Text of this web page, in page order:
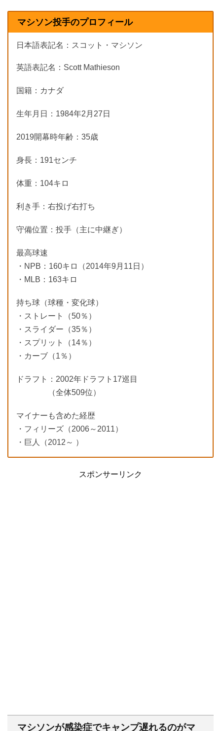
マシソン投手のプロフィール
日本語表記名：スコット・マシソン
英語表記名：Scott Mathieson
国籍：カナダ
生年月日：1984年2月27日
2019開幕時年齢：35歳
身長：191センチ
体重：104キロ
利き手：右投げ右打ち
守備位置：投手（主に中継ぎ）
最高球速
・NPB：160キロ（2014年9月11日）
・MLB：163キロ
持ち球（球種・変化球）
・ストレート（50％）
・スライダー（35％）
・スプリット（14％）
・カーブ（1％）
ドラフト：2002年ドラフト17巡目
（全体509位）
マイナーも含めた経歴
・フィリーズ（2006～2011）
・巨人（2012～ ）
スポンサーリンク
マシソンが感染症でキャンプ遅れるのがマ